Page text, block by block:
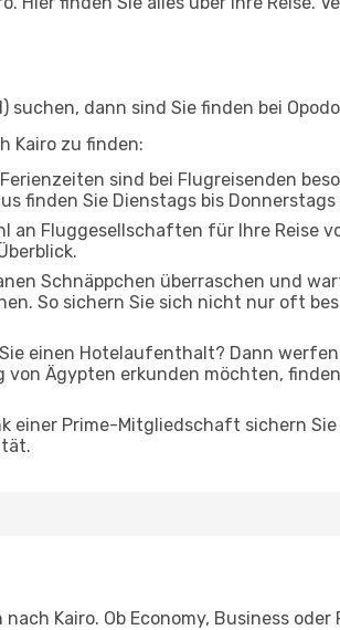
suchen, dann sind Sie finden bei
Kairo zu finden:
sind bei Flugreisenden
finden Sie Dienstags bis
an Fluggesellschaften für Ihre Reise
Schnäppchen überraschen und
So sichern Sie sich nicht nur oft
einen Hotelaufenthalt? Dann
von Ägypten erkunden möchten,
einer Prime-Mitgliedschaft sichern
Kairo. Ob Economy, Business